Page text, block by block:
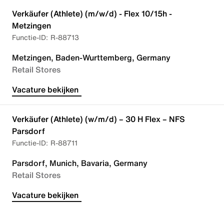
Verkäufer (Athlete) (m/w/d) - Flex 10/15h -
Metzingen
R-88713
Metzingen, Baden-Wurttemberg, Germany
Retail Stores
Vacature bekijken
Verkäufer (Athlete) (w/m/d) – 30 H Flex – NFS
Parsdorf
R-88711
Parsdorf, Munich, Bavaria, Germany
Retail Stores
Vacature bekijken